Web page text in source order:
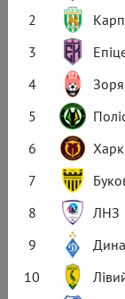
2
3
4
Зоря
5
6
7
8
ЛНЗ
9
10